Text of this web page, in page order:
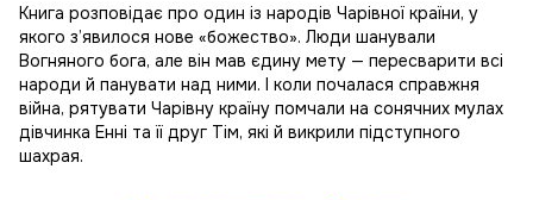
Книга розповідає про один із народів Чарівної країни, у
якого з’явилося нове «божество». Люди шанували
Вогняного бога, але він мав єдину мету — пересварити всі
народи й панувати над ними. І коли почалася справжня
війна, рятувати Чарівну країну помчали на сонячних мулах
дівчинка Енні та її друг Тім, які й викрили підступного
шахрая.